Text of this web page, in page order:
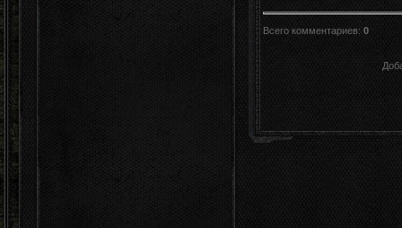
Всего комментариев: 0